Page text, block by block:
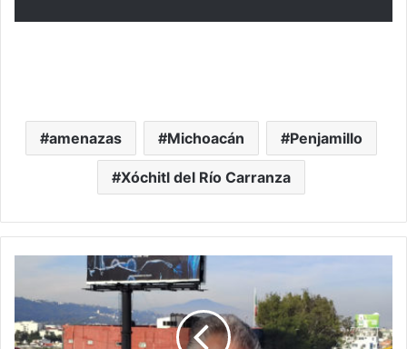
amenazas Michoacán Penjamillo
Xóchitl del Río Carranza
En
Noviembre
Estará